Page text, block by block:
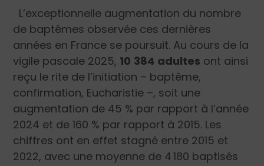
L’exceptionnelle augmentation du nombre
de baptêmes observée ces dernières
années en France se poursuit. Au cours de la
vigile pascale 2025, 10 384 adultes ont ainsi
reçu le rite de l’initiation – baptême,
confirmation, Eucharistie –, soit une
augmentation de 45 % par rapport à l’année
2024 et de 160 % par rapport à 2015. Les
chiffres ont en effet stagné entre 2015 et
2022, avec une moyenne de 4.180 baptisés